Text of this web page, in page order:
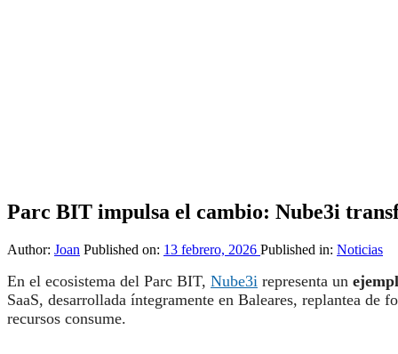
Parc BIT impulsa el cambio: Nube3i
Author: Joan Published on: 13 febrero, 2026 Published in: Noticias
En el ecosistema del Parc BIT, Nube3i representa un
SaaS, desarrollada íntegramente en Baleares, replantea
recursos consume.